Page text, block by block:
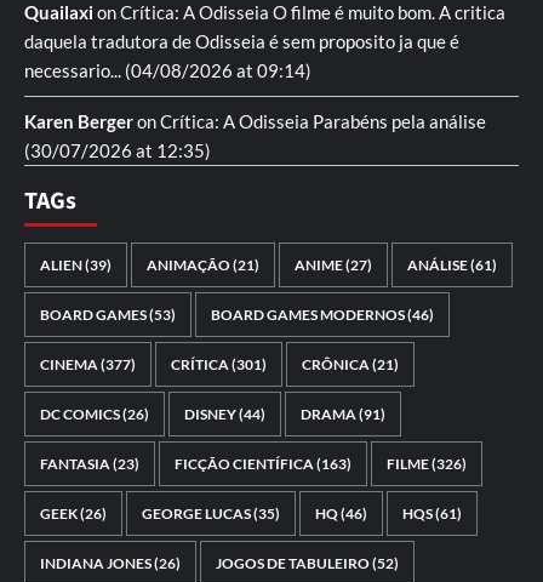
QuailaxionCrítica: A Odisseia O filme é muito bom. A critica
daquela tradutora de Odisseia é sem proposito ja que é
necessario... (04/08/2026 at 09:14)
Karen BergeronCrítica: A Odisseia Parabéns pela análise
(30/07/2026 at 12:35)
TAGs
ALIEN(39) ANIMAÇÃO(21) ANIME(27) ANÁLISE(61)
BOARD GAMES(53) BOARD GAMES MODERNOS(46)
CINEMA(377) CRÍTICA(301) CRÔNICA(21)
DC COMICS(26) DISNEY(44) DRAMA(91)
FANTASIA(23) FICÇÃO CIENTÍFICA(163) FILME(326)
GEEK(26) GEORGE LUCAS(35) HQ(46) HQS(61)
INDIANA JONES(26) JOGOS DE TABULEIRO(52)